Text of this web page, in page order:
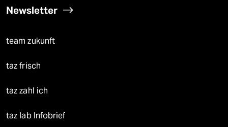
Newsletter
team zukunft
taz frisch
taz zahl ich
taz lab Infobrief